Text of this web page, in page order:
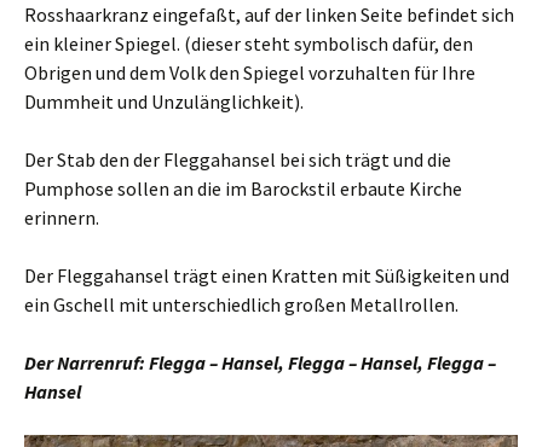
Rosshaarkranz eingefaßt, auf der linken Seite befindet sich
ein kleiner Spiegel. (dieser steht symbolisch dafür, den
Obrigen und dem Volk den Spiegel vorzuhalten für Ihre
Dummheit und Unzulänglichkeit).
Der Stab den der Fleggahansel bei sich trägt und die
Pumphose sollen an die im Barockstil erbaute Kirche
erinnern.
Der Fleggahansel trägt einen Kratten mit Süßigkeiten und
ein Gschell mit unterschiedlich großen Metallrollen.
Der Narrenruf: Flegga – Hansel, Flegga – Hansel, Flegga –
Hansel